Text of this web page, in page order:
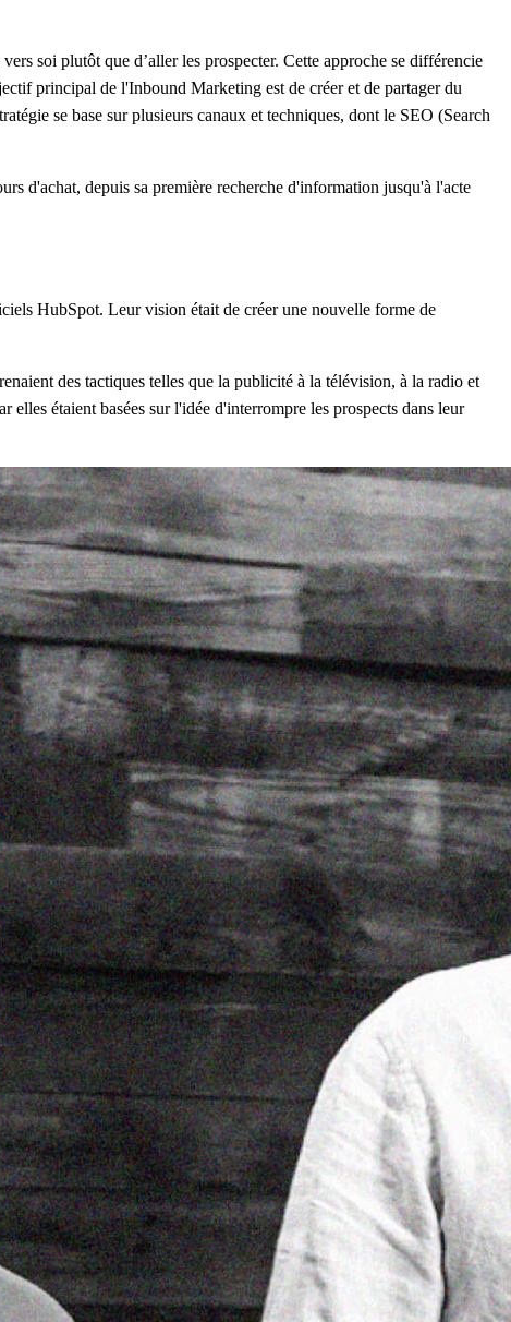
soi plutôt que d’aller les prospecter. Cette approche se différencie
principal de l'Inbound Marketing est de créer et de partager du
se base sur plusieurs canaux et techniques, dont le SEO (Search
d'achat, depuis sa première recherche d'information jusqu'à l'acte
HubSpot. Leur vision était de créer une nouvelle forme de
des tactiques telles que la publicité à la télévision, à la radio et
étaient basées sur l'idée d'interrompre les prospects dans leur